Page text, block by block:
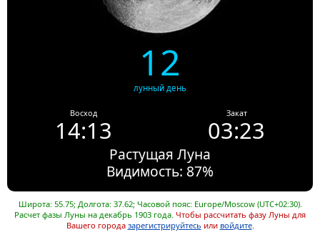
12
лунный день
Восход
14:13
Закат
03:23
Растущая Луна
Видимость: 87%
Широта: 55.75; Долгота: 37.62; Часовой пояс: Europe/Moscow (UTC+02:30).
Расчет фазы Луны на декабрь 1903 года. Чтобы рассчитать фазу Луны для
Вашего города зарегистрируйтесь или войдите.